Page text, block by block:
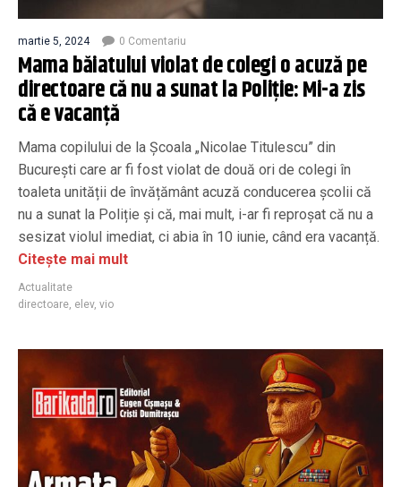
martie 5, 2024 0 Comentariu
Mama băiatului violat de colegi o acuză pe
directoare că nu a sunat la Poliție: Mi-a zis
că e vacanță
Mama copilului de la Școala „Nicolae Titulescu” din
București care ar fi fost violat de două ori de colegi în
toaleta unității de învățământ acuză conducerea școlii că
nu a sunat la Poliție și că, mai mult, i-ar fi reproșat că nu a
sesizat violul imediat, ci abia în 10 iunie, când era vacanță.
Citește mai mult
Actualitate
directoare, elev, vio